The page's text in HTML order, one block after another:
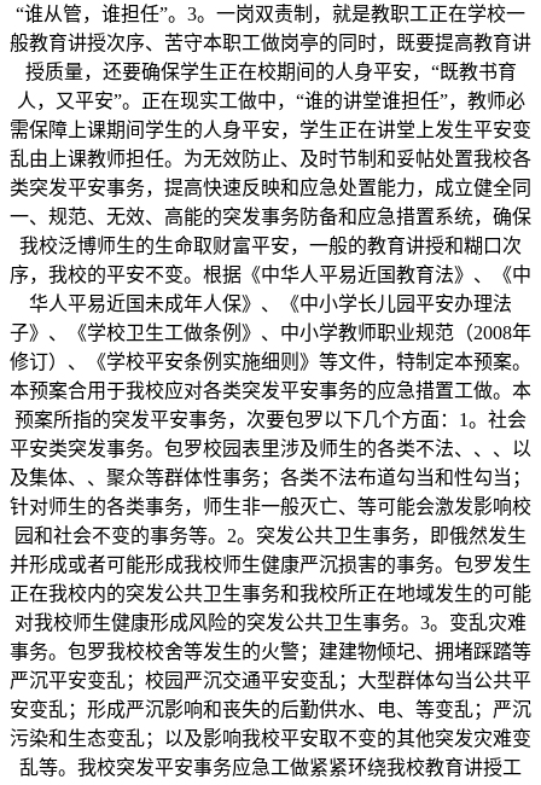
“谁从管，谁担任”。3。一岗双责制，就是教职工正在学校一
般教育讲授次序、苦守本职工做岗亭的同时，既要提高教育讲
授质量，还要确保学生正在校期间的人身平安，“既教书育
人，又平安”。正在现实工做中，“谁的讲堂谁担任”，教师必
需保障上课期间学生的人身平安，学生正在讲堂上发生平安变
乱由上课教师担任。为无效防止、及时节制和妥帖处置我校各
类突发平安事务，提高快速反映和应急处置能力，成立健全同
一、规范、无效、高能的突发事务防备和应急措置系统，确保
我校泛博师生的生命取财富平安，一般的教育讲授和糊口次
序，我校的平安不变。根据《中华人平易近国教育法》、《中
华人平易近国未成年人保》、《中小学长儿园平安办理法
子》、《学校卫生工做条例》、中小学教师职业规范（2008年
修订）、《学校平安条例实施细则》等文件，特制定本预案。
本预案合用于我校应对各类突发平安事务的应急措置工做。本
预案所指的突发平安事务，次要包罗以下几个方面：1。社会
平安类突发事务。包罗校园表里涉及师生的各类不法、、、以
及集体、、聚众等群体性事务；各类不法布道勾当和性勾当；
针对师生的各类事务，师生非一般灭亡、等可能会激发影响校
园和社会不变的事务等。2。突发公共卫生事务，即俄然发生
并形成或者可能形成我校师生健康严沉损害的事务。包罗发生
正在我校内的突发公共卫生事务和我校所正在地域发生的可能
对我校师生健康形成风险的突发公共卫生事务。3。变乱灾难
事务。包罗我校校舍等发生的火警；建建物倾圮、拥堵踩踏等
严沉平安变乱；校园严沉交通平安变乱；大型群体勾当公共平
安变乱；形成严沉影响和丧失的后勤供水、电、等变乱；严沉
污染和生态变乱；以及影响我校平安取不变的其他突发灾难变
乱等。我校突发平安事务应急工做紧紧环绕我校教育讲授工